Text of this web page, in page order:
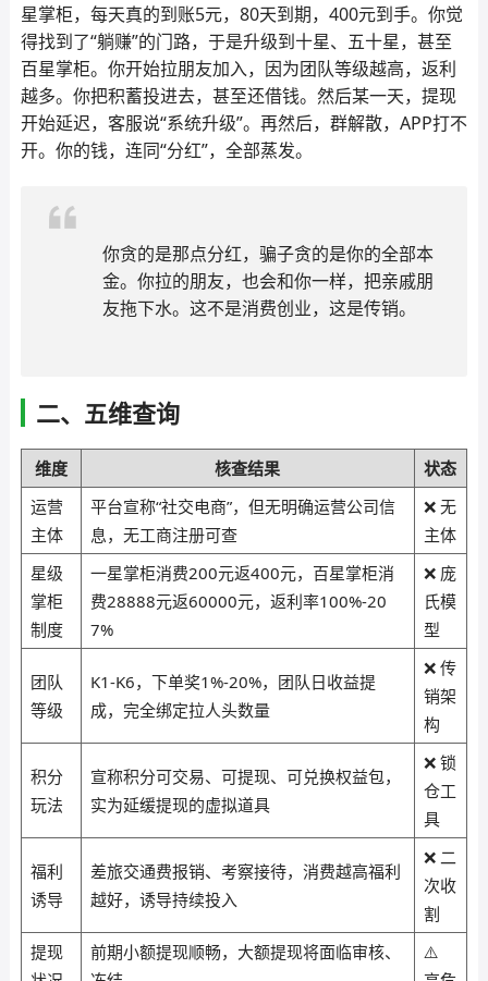
星掌柜，每天真的到账5元，80天到期，400元到手。你觉
得找到了“躺赚”的门路，于是升级到十星、五十星，甚至
百星掌柜。你开始拉朋友加入，因为团队等级越高，返利
越多。你把积蓄投进去，甚至还借钱。然后某一天，提现
开始延迟，客服说“系统升级”。再然后，群解散，APP打不
开。你的钱，连同“分红”，全部蒸发。
你贪的是那点分红，骗子贪的是你的全部本
金。你拉的朋友，也会和你一样，把亲戚朋
友拖下水。这不是消费创业，这是传销。
二、五维查询
维度 核查结果
状态
运营
主体
平台宣称“社交电商”，但无明确运营公司信
息，无工商注册可查
❌ 无
主体
星级
掌柜
制度
一星掌柜消费200元返400元，百星掌柜消
费28888元返60000元，返利率100%-20
7%
❌ 庞
氏模
型
团队
等级
K1-K6，下单奖1%-20%，团队日收益提
成，完全绑定拉人头数量
❌ 传
销架
构
积分
玩法
宣称积分可交易、可提现、可兑换权益包，
实为延缓提现的虚拟道具
❌ 锁
仓工
具
福利
诱导
差旅交通费报销、考察接待，消费越高福利
越好，诱导持续投入
❌ 二
次收
割
提现
前期小额提现顺畅，大额提现将面临审核、
⚠️